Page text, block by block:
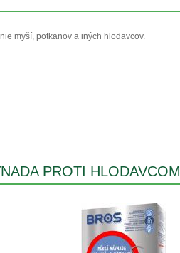
myší, potkanov a iných hlodavcov.
PROTI HLODAVCOM